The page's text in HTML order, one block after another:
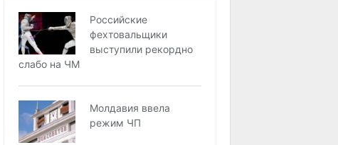
Российские
фехтовальщики
выступили рекордно
слабо на ЧМ
Молдавия ввела
режим ЧП